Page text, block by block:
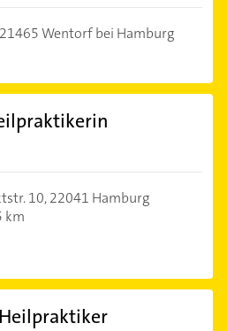
21465 Wentorf bei Hamburg
10,22041 Hamburg
km